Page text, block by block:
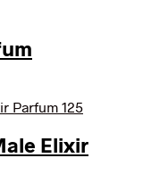
Elixir